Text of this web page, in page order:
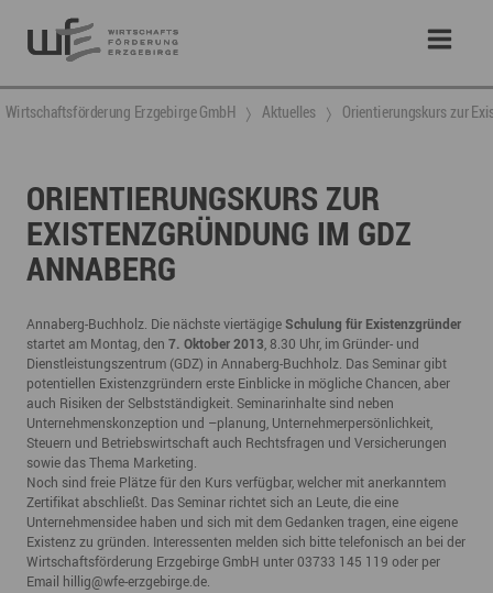
Wirtschaftsförderung Erzgebirge GmbH Aktuelles Orientierungskurs zur
ORIENTIERUNGSKURS ZUR
EXISTENZGRÜNDUNG IM GDZ
ANNABERG
Annaberg-Buchholz. Die nächste viertägigeSchulung für Existenzgründer
startet am Montag, den 7. Oktober 2013 , 8.30 Uhr, im Gründer- und
Dienstleistungszentrum (GDZ) in Annaberg-Buchholz. Das Seminar gibt
potentiellen Existenzgründern erste Einblicke in mögliche Chancen, aber
auch Risiken der Selbstständigkeit. Seminarinhalte sind neben
Unternehmenskonzeption und –planung, Unternehmerpersönlichkeit,
Steuern und Betriebswirtschaft auch Rechtsfragen und Versicherungen
sowie das Thema Marketing.
Noch sind freie Plätze für den Kurs verfügbar, welcher mit anerkanntem
Zertifikat abschließt. Das Seminar richtet sich an Leute, die eine
Unternehmensidee haben und sich mit dem Gedanken tragen, eine eigene
Existenz zu gründen. Interessenten melden sich bitte telefonisch an bei der
Wirtschaftsförderung Erzgebirge GmbH unter 03733 145 119 oder per
Email hillig@wfe-erzgebirge.de